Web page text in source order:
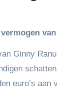
Ginny
euro’s aan